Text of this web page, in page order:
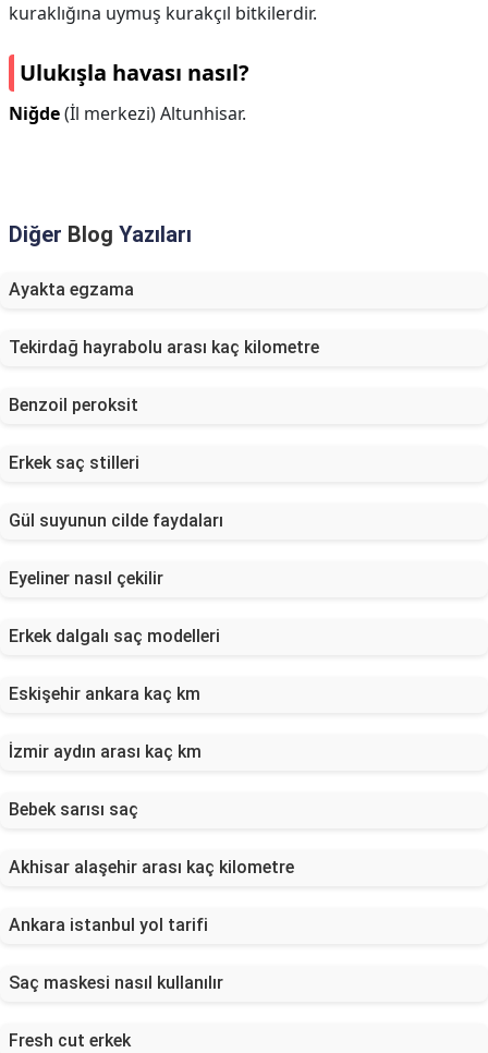
kuraklığına uymuş kurakçıl bitkilerdir.
Ulukışla havası nasıl?
Niğde(İl merkezi) Altunhisar.
Diğer Blog Yazıları
Ayakta egzama
Tekirdağ hayrabolu arası kaç kilometre
Benzoil peroksit
Erkek saç stilleri
Gül suyunun cilde faydaları
Eyeliner nasıl çekilir
Erkek dalgalı saç modelleri
Eskişehir ankara kaç km
İzmir aydın arası kaç km
Bebek sarısı saç
Akhisar alaşehir arası kaç kilometre
Ankara istanbul yol tarifi
Saç maskesi nasıl kullanılır
Fresh cut erkek